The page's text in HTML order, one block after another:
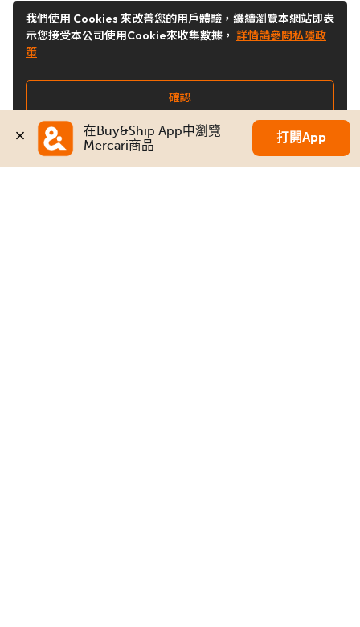
我們使用 Cookies 來改善您的用戶體驗，繼續瀏覽本網站即表
示您接受本公司使用Cookie來收集數據， 詳情請參閱私隱政
策
確認
在Buy&Ship App中瀏覽
Mercari商品
打開App